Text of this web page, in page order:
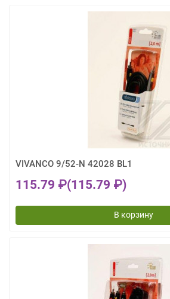
VIVANCO 9/52-N 42028 BL1
115.79 ₽(115.79 ₽)
В корзину